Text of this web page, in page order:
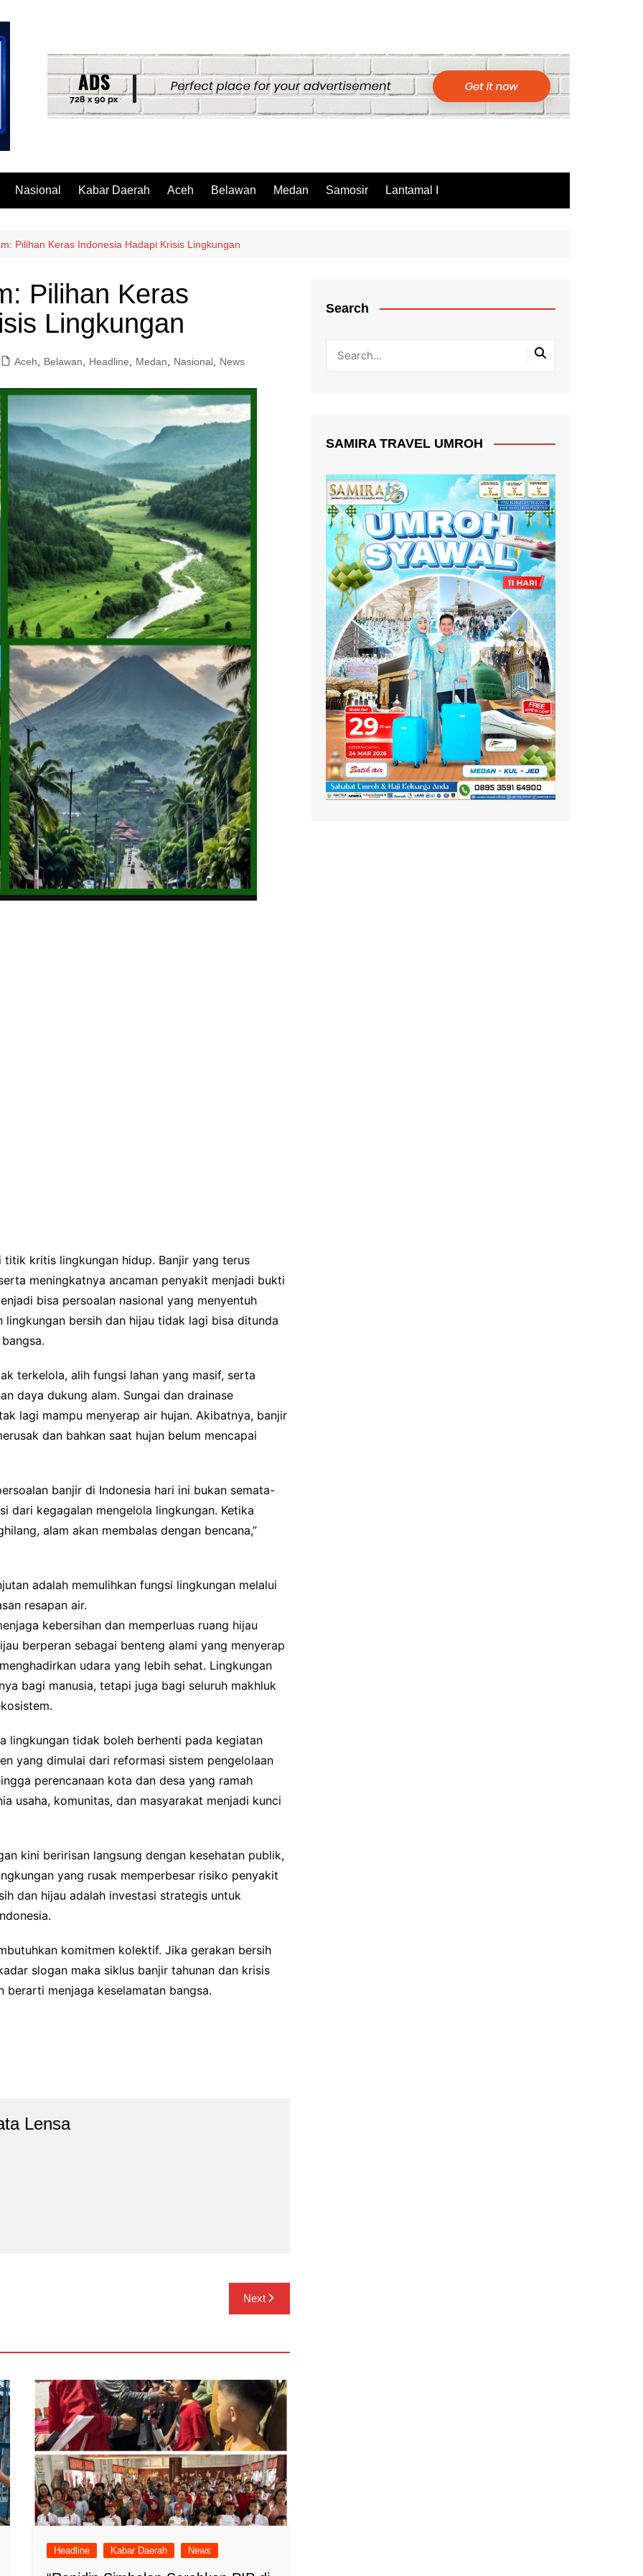
Nasional Kabar Daerah Aceh Belawan Medan Samosir Lantamal I
Pilihan Keras Indonesia Hadapi Krisis Lingkungan
Pilihan Keras
Lingkungan
Aceh Belawan Headline Medan Nasional News
kritis lingkungan hidup. Banjir yang terus
meningkatnya ancaman penyakit menjadi bukti
bisa persoalan nasional yang menyentuh
bersih dan hijau tidak lagi bisa ditunda
terkelola, alih fungsi lahan yang masif, serta
daya dukung alam. Sungai dan drainase
lagi mampu menyerap air hujan. Akibatnya, banjir
dan bahkan saat hujan belum mencapai
banjir di Indonesia hari ini bukan semata-
dari kegagalan mengelola lingkungan. Ketika
alam akan membalas dengan bencana,”
adalah memulihkan fungsi lingkungan melalui
resapan air.
kebersihan dan memperluas ruang hijau
berperan sebagai benteng alami yang menyerap
udara yang lebih sehat. Lingkungan
bagi manusia, tetapi juga bagi seluruh makhluk
lingkungan tidak boleh berhenti pada kegiatan
yang dimulai dari reformasi sistem pengelolaan
perencanaan kota dan desa yang ramah
usaha, komunitas, dan masyarakat menjadi kunci
kini beririsan langsung dengan kesehatan publik,
yang rusak memperbesar risiko penyakit
dan hijau adalah investasi strategis untuk
komitmen kolektif. Jika gerakan bersih
slogan maka siklus banjir tahunan dan krisis
menjaga keselamatan bangsa.
Lensa
Next
Headline Kabar Daerah News
Search
SAMIRA TRAVEL UMROH